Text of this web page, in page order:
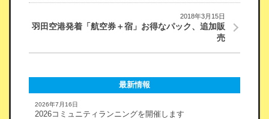
2018年3月15日
羽田空港発着「航空券＋宿」お得なパック、追加販
売
最新情報
2026年7月16日
2026コミュニティランニングを開催します